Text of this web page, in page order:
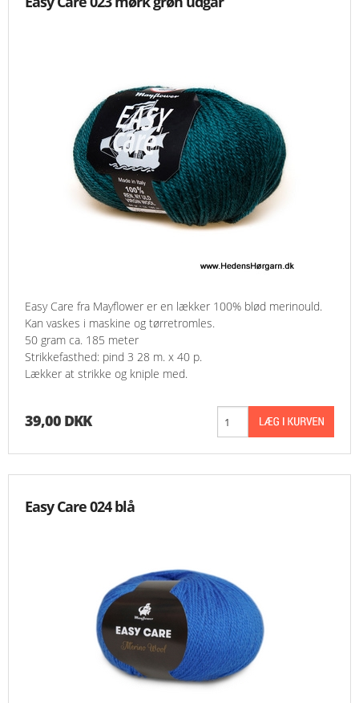
Easy Care fra Mayflower er en lækker 100% blød merinould.
Kan vaskes i maskine og tørretromles.
50 gram ca. 185 meter
Strikkefasthed: pind 3 28 m. x 40 p.
Lækker at strikke og kniple med.
39,00 DKK
Easy Care 024 blå